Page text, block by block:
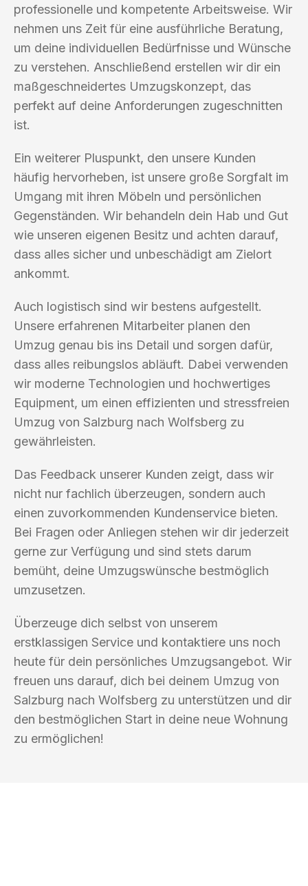
professionelle und kompetente Arbeitsweise. Wir
nehmen uns Zeit für eine ausführliche Beratung,
um deine individuellen Bedürfnisse und Wünsche
zu verstehen. Anschließend erstellen wir dir ein
maßgeschneidertes Umzugskonzept, das
perfekt auf deine Anforderungen zugeschnitten
ist.
Ein weiterer Pluspunkt, den unsere Kunden
häufig hervorheben, ist unsere große Sorgfalt im
Umgang mit ihren Möbeln und persönlichen
Gegenständen. Wir behandeln dein Hab und Gut
wie unseren eigenen Besitz und achten darauf,
dass alles sicher und unbeschädigt am Zielort
ankommt.
Auch logistisch sind wir bestens aufgestellt.
Unsere erfahrenen Mitarbeiter planen den
Umzug genau bis ins Detail und sorgen dafür,
dass alles reibungslos abläuft. Dabei verwenden
wir moderne Technologien und hochwertiges
Equipment, um einen effizienten und stressfreien
Umzug von Salzburg nach Wolfsberg zu
gewährleisten.
Das Feedback unserer Kunden zeigt, dass wir
nicht nur fachlich überzeugen, sondern auch
einen zuvorkommenden Kundenservice bieten.
Bei Fragen oder Anliegen stehen wir dir jederzeit
gerne zur Verfügung und sind stets darum
bemüht, deine Umzugswünsche bestmöglich
umzusetzen.
Überzeuge dich selbst von unserem
erstklassigen Service und kontaktiere uns noch
heute für dein persönliches Umzugsangebot. Wir
freuen uns darauf, dich bei deinem Umzug von
Salzburg nach Wolfsberg zu unterstützen und dir
den bestmöglichen Start in deine neue Wohnung
zu ermöglichen!